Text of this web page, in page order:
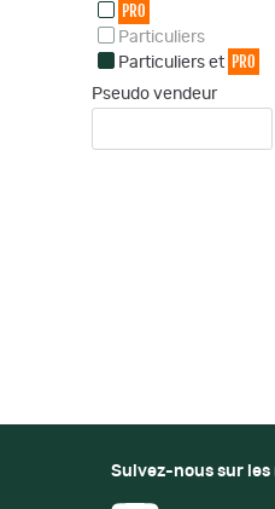
PRO
Particuliers
Particuliers et PRO
Pseudo vendeur
Suivez-nous sur les